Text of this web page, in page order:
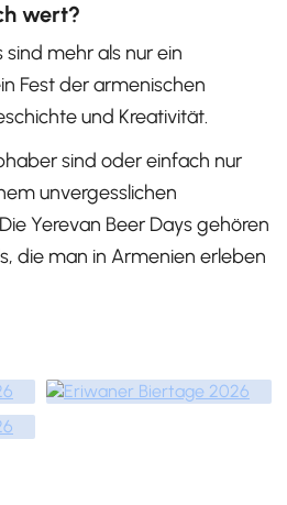
wert?
sind mehr als nur ein
Fest der armenischen
und Kreativität.
sind oder einfach nur
unvergesslichen
Yerevan Beer Days gehören
die man in Armenien erleben